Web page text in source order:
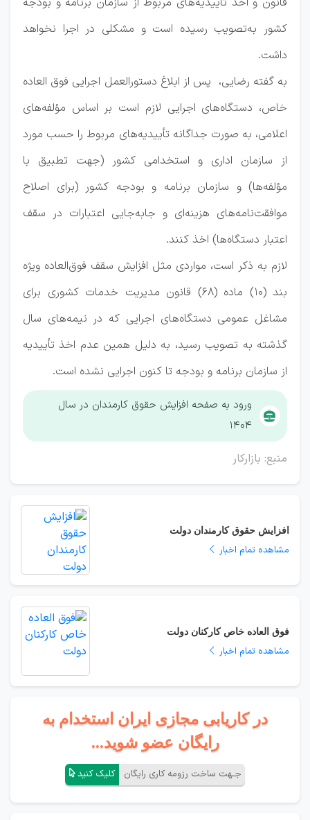
کشور به‌تصویب رسیده است و مشکلی در اجرا نخواهد
داشت.
به گفته رضایی، پس از ابلاغ دستورالعمل اجرایی فوق العاده
خاص، دستگاه‌های اجرایی لازم است بر اساس مؤلفه‌های
اعلامی، به صورت جداگانه تأییدیه‌های مربوط را حسب مورد
از سازمان اداری و استخدامی کشور (جهت تطبیق با
مؤلفه‌ها) و سازمان برنامه و بودجه کشور (برای اصلاح
موافقت‌نامه‌های هزینه‌ای و جابه‌جایی اعتبارات در سقف
اعتبار دستگاه‌ها) اخذ کنند.
لازم به ذکر است، مواردی مثل افزایش سقف فوق‌العاده ویژه
بند (10) ماده (68) قانون مدیریت خدمات کشوری برای
مشاغل عمومی دستگاه‌های اجرایی که در نیمه‌های سال
گذشته به تصویب رسید، به دلیل همین عدم اخذ تأییدیه
از سازمان برنامه و بودجه تا کنون اجرایی نشده است.
ورود به صفحه افزایش حقوق کارمندان در سال
۱۴۰۴
منبع: بازارکار
افزایش حقوق کارمندان دولت
مشاهده تمام اخبار
فوق العاده خاص کارکنان دولت
مشاهده تمام اخبار
در کاریابی مجازی ایران استخدام به
رایگان عضو شوید...
جـهت ساخت رزومه کاری رایگان کلیک کنید